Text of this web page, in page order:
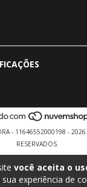
você aceita o
experiência de
- 11646552000198 -
RESERVADOS.